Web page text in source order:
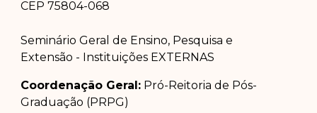
CEP 75804-068
Seminário Geral de Ensino, Pesquisa e
Extensão - Instituições EXTERNAS
Coordenação Geral: Pró-Reitoria de Pós-
Graduação (PRPG)